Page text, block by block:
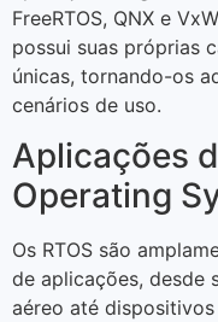
FreeRTOS, QNX e
possui suas próprias
únicas, tornando-os
cenários de uso.
Aplicações
Operating
Os RTOS são
de aplicações, desde
aéreo até